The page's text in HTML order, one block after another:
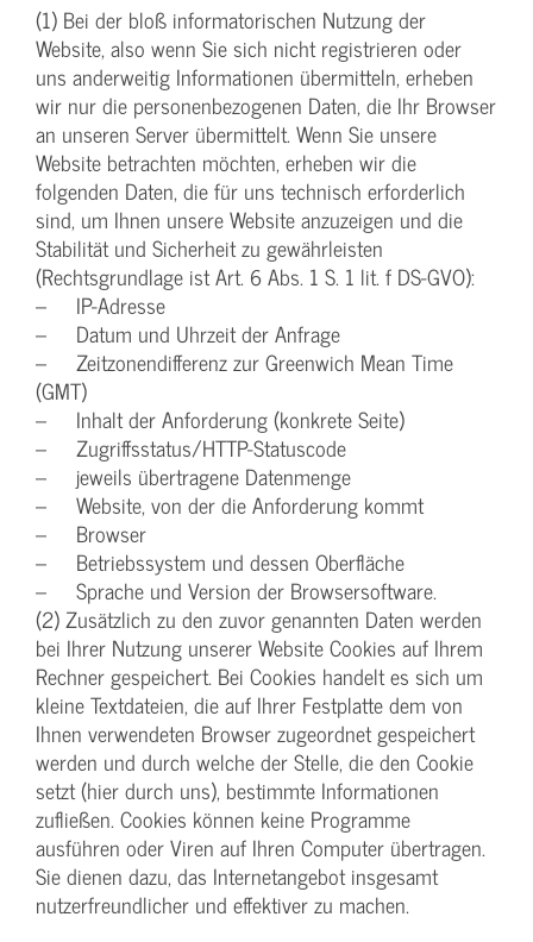
(1) Bei der bloß informatorischen Nutzung der
Website, also wenn Sie sich nicht registrieren oder
uns anderweitig Informationen übermitteln, erheben
wir nur die personenbezogenen Daten, die Ihr Browser
an unseren Server übermittelt. Wenn Sie unsere
Website betrachten möchten, erheben wir die
folgenden Daten, die für uns technisch erforderlich
sind, um Ihnen unsere Website anzuzeigen und die
Stabilität und Sicherheit zu gewährleisten
(Rechtsgrundlage ist Art. 6 Abs. 1 S. 1 lit. f DS-GVO):
– IP-Adresse
– Datum und Uhrzeit der Anfrage
– Zeitzonendifferenz zur Greenwich Mean Time
(GMT)
– Inhalt der Anforderung (konkrete Seite)
– Zugriffsstatus/HTTP-Statuscode
– jeweils übertragene Datenmenge
– Website, von der die Anforderung kommt
– Browser
– Betriebssystem und dessen Oberfläche
– Sprache und Version der Browsersoftware.
(2) Zusätzlich zu den zuvor genannten Daten werden
bei Ihrer Nutzung unserer Website Cookies auf Ihrem
Rechner gespeichert. Bei Cookies handelt es sich um
kleine Textdateien, die auf Ihrer Festplatte dem von
Ihnen verwendeten Browser zugeordnet gespeichert
werden und durch welche der Stelle, die den Cookie
setzt (hier durch uns), bestimmte Informationen
zufließen. Cookies können keine Programme
ausführen oder Viren auf Ihren Computer übertragen.
Sie dienen dazu, das Internetangebot insgesamt
nutzerfreundlicher und effektiver zu machen.